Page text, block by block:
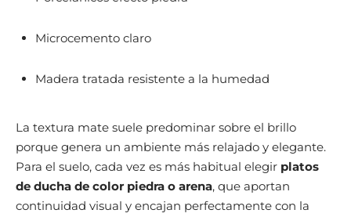
Microcemento claro
Madera tratada resistente a la humedad
La textura mate suele predominar sobre el brillo
porque genera un ambiente más relajado y elegante.
Para el suelo, cada vez es más habitual elegir platos
de ducha de color piedra o arena, que aportan
continuidad visual y encajan perfectamente con la